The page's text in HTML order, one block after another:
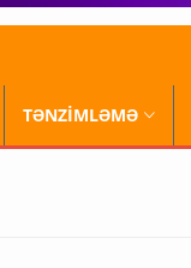
TƏNZİMLƏMƏ